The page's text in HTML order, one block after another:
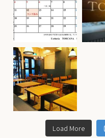
【5月の営業日】
ゴールデンウィーク中
休まず営業します！
...
4月 30
お店
#イ
uottoria_toscana
【お待たせ致しまし
た！】
皆様、お待たせ致しま
した！...
11月 28
Load More